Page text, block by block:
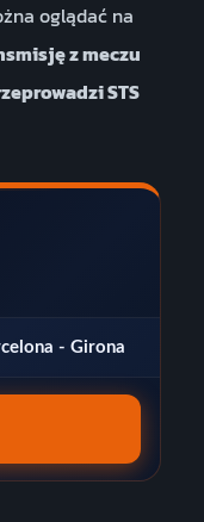
oglądać na
z meczu
STS
- Girona